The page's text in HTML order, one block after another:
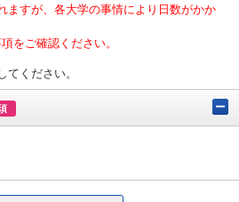
ますが、各大学の事情により日数がかか
をご確認ください。
てください。